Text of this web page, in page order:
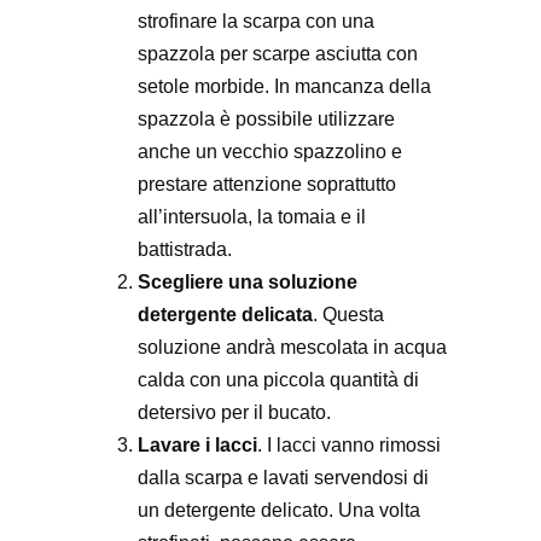
strofinare la scarpa con una
spazzola per scarpe asciutta con
setole morbide. In mancanza della
spazzola è possibile utilizzare
anche un vecchio spazzolino e
prestare attenzione soprattutto
all’intersuola, la tomaia e il
battistrada.
Scegliere una soluzione
detergente delicata. Questa
soluzione andrà mescolata in acqua
calda con una piccola quantità di
detersivo per il bucato.
Lavare i lacci. I lacci vanno rimossi
dalla scarpa e lavati servendosi di
un detergente delicato. Una volta